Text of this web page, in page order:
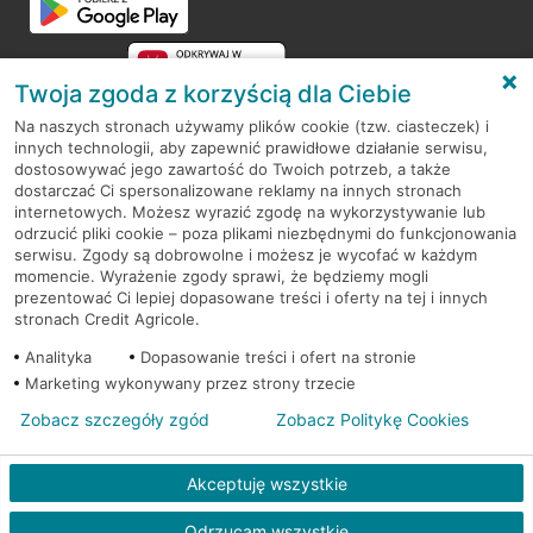
RODO
Regulamin serwisu
Mapa serwisu
PolitykaCookies
© 2026 Credit Agricole Bank Polska S.A. Wszelkie prawa zastrzeżone
Twoja zgoda z korzyścią dla Ciebie
Na naszych stronach używamy plików cookie (tzw. ciasteczek) i
innych technologii, aby zapewnić prawidłowe działanie serwisu,
dostosowywać jego zawartość do Twoich potrzeb, a także
dostarczać Ci spersonalizowane reklamy na innych stronach
internetowych. Możesz wyrazić zgodę na wykorzystywanie lub
odrzucić pliki cookie – poza plikami niezbędnymi do funkcjonowania
serwisu. Zgody są dobrowolne i możesz je wycofać w każdym
momencie. Wyrażenie zgody sprawi, że będziemy mogli
prezentować Ci lepiej dopasowane treści i oferty na tej i innych
stronach Credit Agricole.
Analityka
Dopasowanie treści i ofert na stronie
Marketing wykonywany przez strony trzecie
Akceptuję wszystkie
Zobacz szczegóły zgód Zobacz Politykę Cookies